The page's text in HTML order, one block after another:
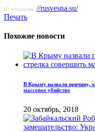
По материалам: //rusvesna.su/
Печать
Похожие новости
В Крыму назвали причину,
массовое убийство
20 октябрь, 2018